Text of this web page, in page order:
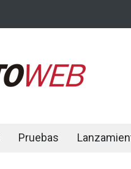
Pruebas